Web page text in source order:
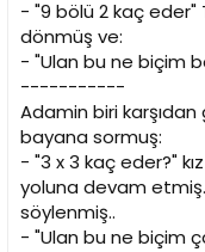
- "9 bölü 2 kaç
dönmüş ve:
- "Ulan bu ne biçim
-----------
Adamin biri
bayana sormuş:
- "3 x 3 kaç eder?"
yoluna devam
söylenmiş..
- "Ulan bu ne biçim